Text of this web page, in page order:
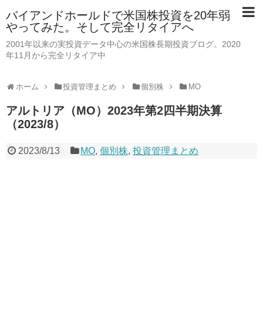
バイアンドホールドで米国株投資を20年弱
やってみた。そして完全リタイアへ
2001年以来の実投資データ中心の米国株長期投資ブログ。2020
年11月から完全リタイア中
ホーム 投資管理まとめ 個別株 MO
アルトリア（MO）2023年第2四半期決算
（2023/8）
2023/8/13 MO,個別株,投資管理まとめ